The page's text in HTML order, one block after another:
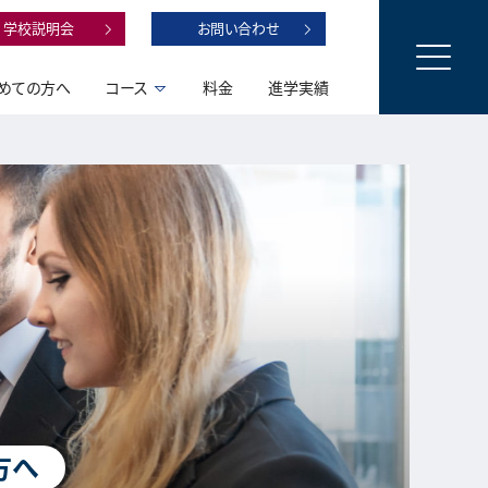
学校説明会 お問い合わせ
ての方へ コース 料金 進学実績
へ